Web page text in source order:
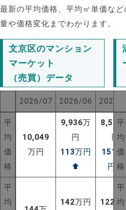
NEW!
最新の平均価格、平均㎡単価な
量や価格変化までわかります。
文京区のマンション
マーケット
（売買）データ
2026/07 2026/06 2025/
平
均
価
格
10,049
万円
9,936万
円
113万円
⬆
8,533
円
1516万
円 ⬆
平
均
142万円 122 万
平
均
価
格
平
均